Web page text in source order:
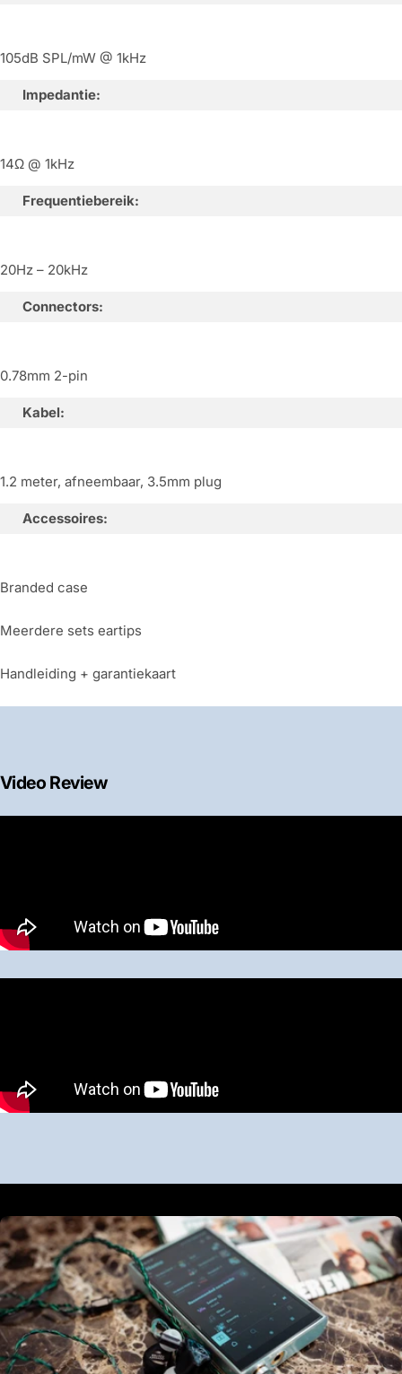
105dB SPL/mW @ 1kHz
Impedantie:
14Ω @ 1kHz
Frequentiebereik:
20Hz – 20kHz
Connectors:
0.78mm 2-pin
Kabel:
1.2 meter, afneembaar, 3.5mm plug
Accessoires:
Branded case
Meerdere sets eartips
Handleiding + garantiekaart
Video Review